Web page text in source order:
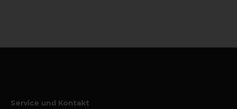
Service und Kontakt